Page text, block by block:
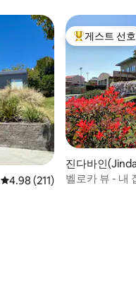
평점 4.98점(5점 만점), 후기
4.98 (211)
상위 게스트
게스트 선호
진다바인
벨로카 뷰 - 내